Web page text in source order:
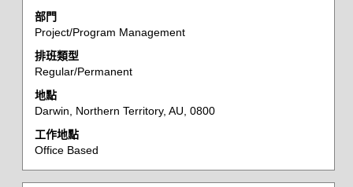
部門
Project/Program Management
排班類型
Regular/Permanent
地點
Darwin, Northern Territory, AU, 0800
工作地點
Office Based
列
以
檢
視
工
作
訊